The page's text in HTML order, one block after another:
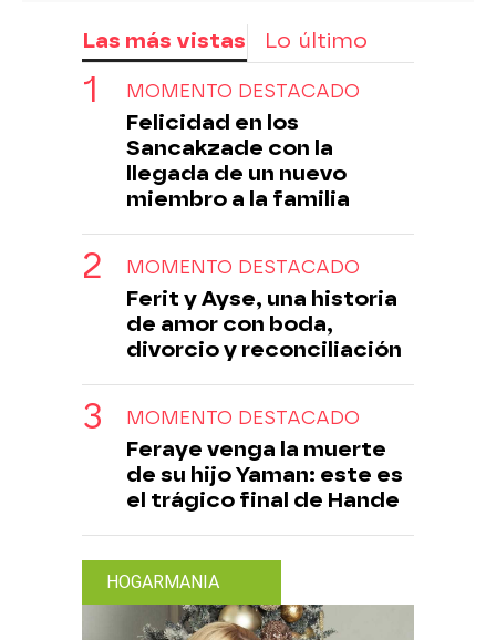
Las más vistas Lo último
MOMENTO DESTACADO
Felicidad en los
Sancakzade con la
llegada de un nuevo
miembro a la familia
MOMENTO DESTACADO
Ferit y Ayse, una historia
de amor con boda,
divorcio y reconciliación
MOMENTO DESTACADO
Feraye venga la muerte
de su hijo Yaman: este es
el trágico final de Hande
HOGARMANIA